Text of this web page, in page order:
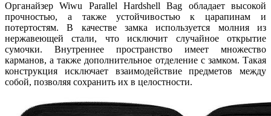
Органайзер Wiwu Parallel Hardshell Bag обладает высокой
прочностью, а также устойчивостью к царапинам и
потертостям. В качестве замка используется молния из
нержавеющей стали, что исключит случайное открытие
сумочки. Внутреннее пространство имеет множество
карманов, а также дополнительное отделение с замком. Такая
конструкция исключает взаимодействие предметов между
собой, позволяя сохранить их в целостности.